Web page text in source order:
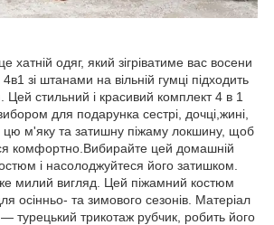
одяг, який зігріватиме вас восени
зі штанами на вільній гумці підходить
Цей стильний і красивий комплект 4 в 1
для подарунка сестрі, дочці,жині,
цю м'яку та затишну піжаму локшину, щоб
комфортно.Вибирайте цей домашній
і насолоджуйтеся його затишком.
милий вигляд. Цей піжамний костюм
осінньо- та зимового сезонів. Матеріал
турецький трикотаж рубчик, робить його